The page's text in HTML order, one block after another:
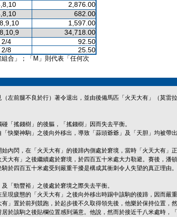
2,876.00
682.00
1,597.00
34,718.00
2/4
92.50
2/8
25.50
合」；「M」則代表「任何次
左前腿不良於行）著令退出，並由後備馬匹「火天大有」（莫雷
「搖錢樹」的後軀，「搖錢樹」因而失去平衡。
快樂神駒」之後向外移出，導致「蒜頭爺爺」及「天胆」均被帶
內閃，在「火天大有」的後蹄內側處於窘境，當時「火天大有」
大有」之後繼續處於窘境，於四百五十米處大力勒避。賽後，潘
於四百五十米處受到嚴重干擾是構成其衝刺令人失望的真正理由。
「勁豐裕」之後處於窘境之際失去平衡。
現疲態的「火天大有」之後向外移出時踢中該駒的後蹄，因而嚴重
」置於前列競跑，於起步後不久取得領先後，他樂於保持位置，
於該駒之後貼欄位置感到滿意。他說，然而於接近千八米處時，